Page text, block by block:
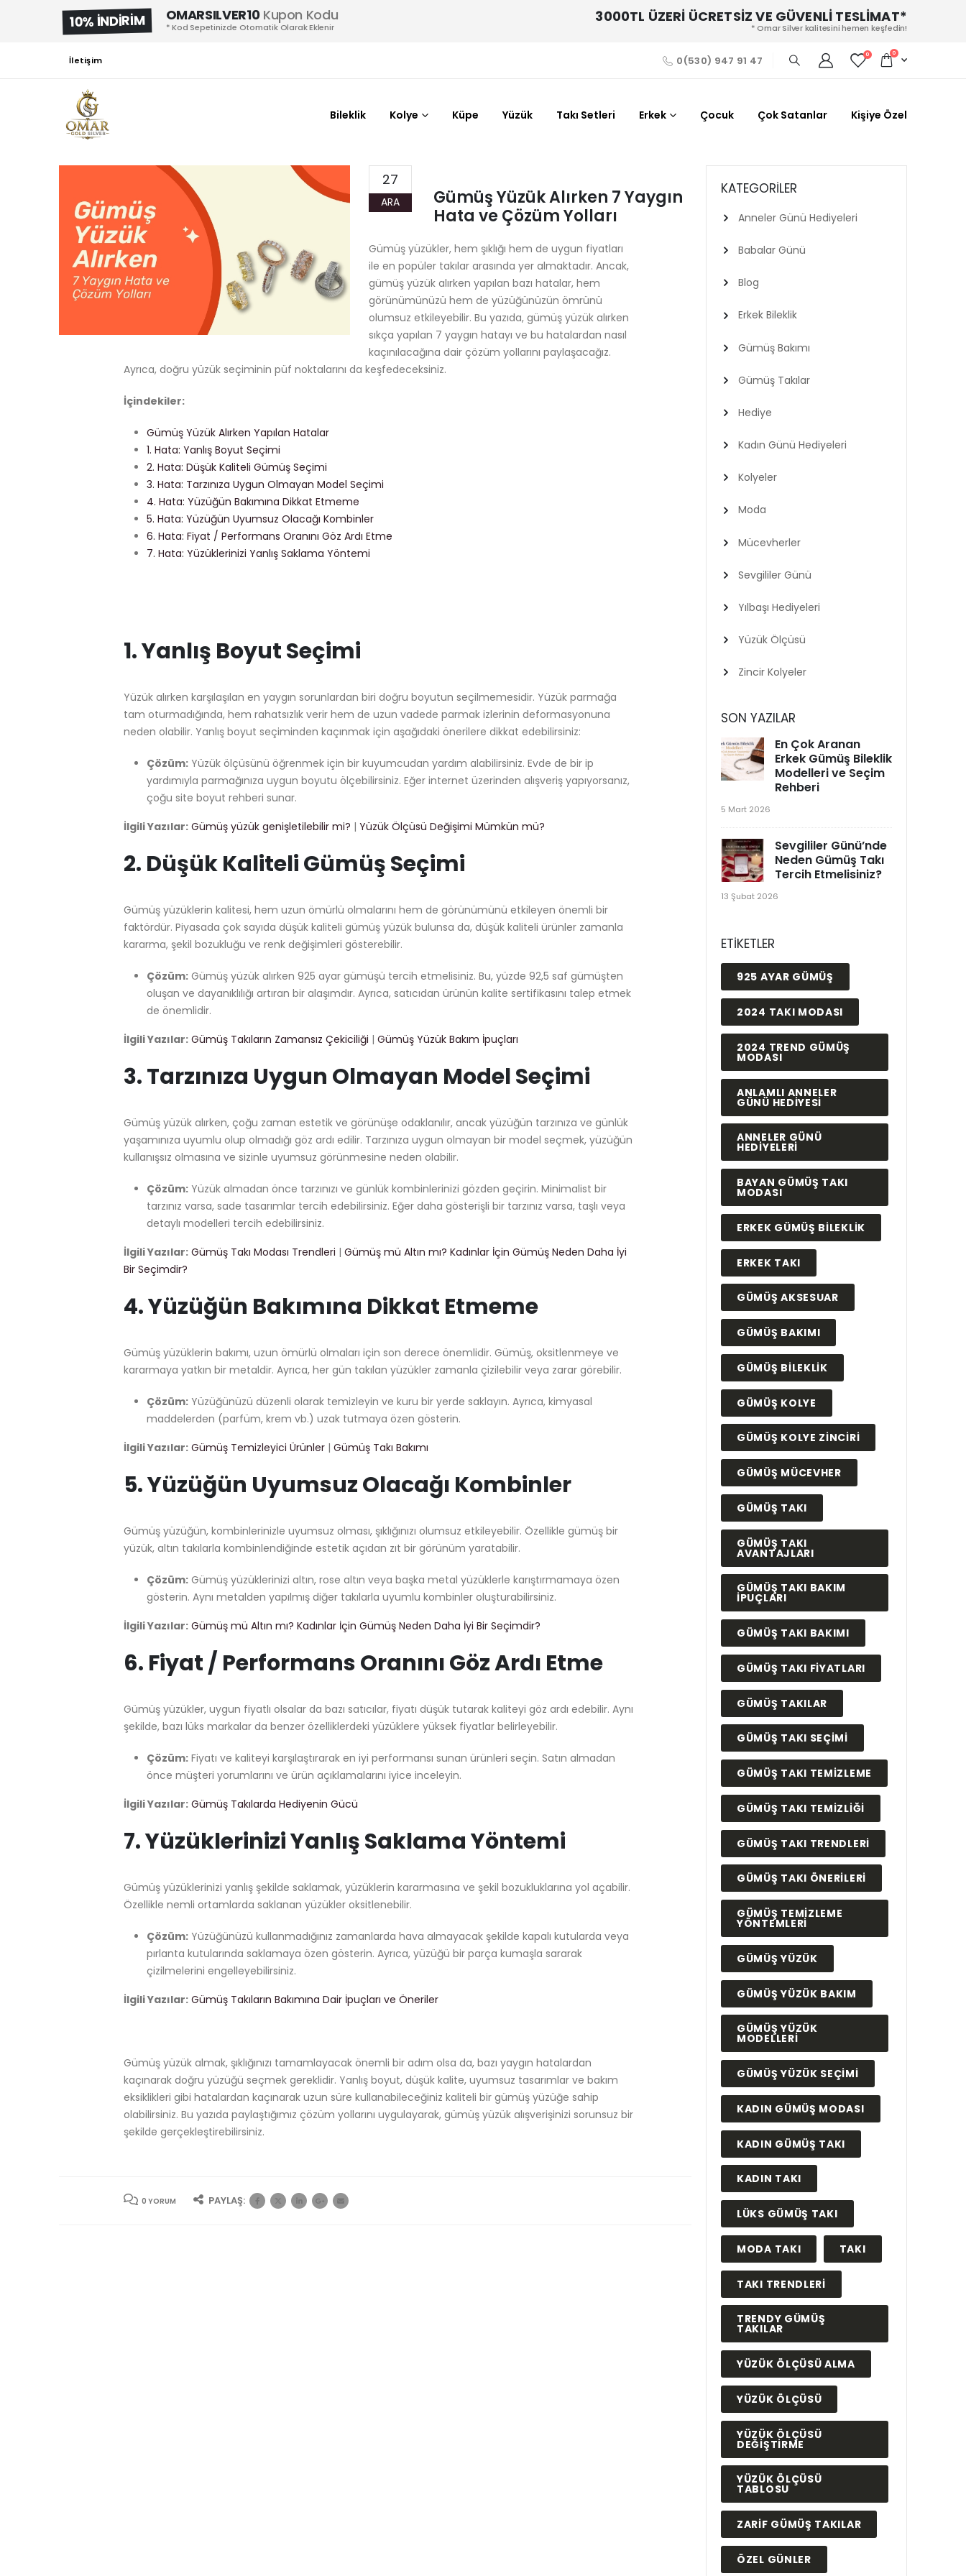
10% İNDİRİM OMARSILVER10Kupon Kodu
* Kod Sepetinizde Otomatik Olarak Eklenir
3000TL ÜZERİ ÜCRETSİZ VE GÜVENLİ TESLİMAT*
* Omar Silver kalitesini hemen keşfedin!
İletişim 0(530) 947 91 47 0 0
Bileklik Kolye Küpe Yüzük Takı Setleri Erkek Çocuk Çok Satanlar Kişiye Özel
27
ARA
Gümüş Yüzük Alırken 7 Yaygın
Hata ve Çözüm Yolları
Gümüş yüzükler, hem şıklığı hem de uygun fiyatları
ile en popüler takılar arasında yer almaktadır. Ancak,
gümüş yüzük alırken yapılan bazı hatalar, hem
görünümünüzü hem de yüzüğünüzün ömrünü
olumsuz etkileyebilir. Bu yazıda, gümüş yüzük alırken
sıkça yapılan 7 yaygın hatayı ve bu hatalardan nasıl
kaçınılacağına dair çözüm yollarını paylaşacağız.
Ayrıca, doğru yüzük seçiminin püf noktalarını da keşfedeceksiniz.
İçindekiler:
Gümüş Yüzük Alırken Yapılan Hatalar
1. Hata: Yanlış Boyut Seçimi
2. Hata: Düşük Kaliteli Gümüş Seçimi
3. Hata: Tarzınıza Uygun Olmayan Model Seçimi
4. Hata: Yüzüğün Bakımına Dikkat Etmeme
5. Hata: Yüzüğün Uyumsuz Olacağı Kombinler
6. Hata: Fiyat / Performans Oranını Göz Ardı Etme
7. Hata: Yüzüklerinizi Yanlış Saklama Yöntemi
1.Yanlış Boyut Seçimi
Yüzük alırken karşılaşılan en yaygın sorunlardan biri doğru boyutun seçilmemesidir. Yüzük parmağa
tam oturmadığında, hem rahatsızlık verir hem de uzun vadede parmak izlerinin deformasyonuna
neden olabilir. Yanlış boyut seçiminden kaçınmak için aşağıdaki önerilere dikkat edebilirsiniz:
Çözüm: Yüzük ölçüsünü öğrenmek için bir kuyumcudan yardım alabilirsiniz. Evde de bir ip
yardımıyla parmağınıza uygun boyutu ölçebilirsiniz. Eğer internet üzerinden alışveriş yapıyorsanız,
çoğu site boyut rehberi sunar.
İlgili Yazılar: Gümüş yüzük genişletilebilir mi? | Yüzük Ölçüsü Değişimi Mümkün mü?
2. Düşük Kaliteli Gümüş Seçimi
Gümüş yüzüklerin kalitesi, hem uzun ömürlü olmalarını hem de görünümünü etkileyen önemli bir
faktördür. Piyasada çok sayıda düşük kaliteli gümüş yüzük bulunsa da, düşük kaliteli ürünler zamanla
kararma, şekil bozukluğu ve renk değişimleri gösterebilir.
Çözüm: Gümüş yüzük alırken 925 ayar gümüşü tercih etmelisiniz. Bu, yüzde 92,5 saf gümüşten
oluşan ve dayanıklılığı artıran bir alaşımdır. Ayrıca, satıcıdan ürünün kalite sertifikasını talep etmek
de önemlidir.
İlgili Yazılar: Gümüş Takıların Zamansız Çekiciliği | Gümüş Yüzük Bakım İpuçları
3.Tarzınıza Uygun Olmayan Model Seçimi
Gümüş yüzük alırken, çoğu zaman estetik ve görünüşe odaklanılır, ancak yüzüğün tarzınıza ve günlük
yaşamınıza uyumlu olup olmadığı göz ardı edilir. Tarzınıza uygun olmayan bir model seçmek, yüzüğün
kullanışsız olmasına ve sizinle uyumsuz görünmesine neden olabilir.
Çözüm: Yüzük almadan önce tarzınızı ve günlük kombinlerinizi gözden geçirin. Minimalist bir
tarzınız varsa, sade tasarımlar tercih edebilirsiniz. Eğer daha gösterişli bir tarzınız varsa, taşlı veya
detaylı modelleri tercih edebilirsiniz.
İlgili Yazılar: Gümüş Takı Modası Trendleri | Gümüş mü Altın mı? Kadınlar İçin Gümüş Neden Daha İyi
Bir Seçimdir?
4.Yüzüğün Bakımına Dikkat Etmeme
Gümüş yüzüklerin bakımı, uzun ömürlü olmaları için son derece önemlidir. Gümüş, oksitlenmeye ve
kararmaya yatkın bir metaldir. Ayrıca, her gün takılan yüzükler zamanla çizilebilir veya zarar görebilir.
Çözüm: Yüzüğünüzü düzenli olarak temizleyin ve kuru bir yerde saklayın. Ayrıca, kimyasal
maddelerden (parfüm, krem vb.) uzak tutmaya özen gösterin.
İlgili Yazılar: Gümüş Temizleyici Ürünler | Gümüş Takı Bakımı
5.Yüzüğün Uyumsuz Olacağı Kombinler
Gümüş yüzüğün, kombinlerinizle uyumsuz olması, şıklığınızı olumsuz etkileyebilir. Özellikle gümüş bir
yüzük, altın takılarla kombinlendiğinde estetik açıdan zıt bir görünüm yaratabilir.
Çözüm: Gümüş yüzüklerinizi altın, rose altın veya başka metal yüzüklerle karıştırmamaya özen
gösterin. Aynı metalden yapılmış diğer takılarla uyumlu kombinler oluşturabilirsiniz.
İlgili Yazılar: Gümüş mü Altın mı? Kadınlar İçin Gümüş Neden Daha İyi Bir Seçimdir?
6. Fiyat / Performans Oranını Göz Ardı Etme
Gümüş yüzükler, uygun fiyatlı olsalar da bazı satıcılar, fiyatı düşük tutarak kaliteyi göz ardı edebilir. Aynı
şekilde, bazı lüks markalar da benzer özelliklerdeki yüzüklere yüksek fiyatlar belirleyebilir.
Çözüm: Fiyatı ve kaliteyi karşılaştırarak en iyi performansı sunan ürünleri seçin. Satın almadan
önce müşteri yorumlarını ve ürün açıklamalarını iyice inceleyin.
İlgili Yazılar: Gümüş Takılarda Hediyenin Gücü
7.Yüzüklerinizi Yanlış Saklama Yöntemi
Gümüş yüzüklerinizi yanlış şekilde saklamak, yüzüklerin kararmasına ve şekil bozukluklarına yol açabilir.
Özellikle nemli ortamlarda saklanan yüzükler oksitlenebilir.
Çözüm: Yüzüğünüzü kullanmadığınız zamanlarda hava almayacak şekilde kapalı kutularda veya
pırlanta kutularında saklamaya özen gösterin. Ayrıca, yüzüğü bir parça kumaşla sararak
çizilmelerini engelleyebilirsiniz.
İlgili Yazılar: Gümüş Takıların Bakımına Dair İpuçları ve Öneriler
Gümüş yüzük almak, şıklığınızı tamamlayacak önemli bir adım olsa da, bazı yaygın hatalardan
kaçınarak doğru yüzüğü seçmek gereklidir. Yanlış boyut, düşük kalite, uyumsuz tasarımlar ve bakım
eksiklikleri gibi hatalardan kaçınarak uzun süre kullanabileceğiniz kaliteli bir gümüş yüzüğe sahip
olabilirsiniz. Bu yazıda paylaştığımız çözüm yollarını uygulayarak, gümüş yüzük alışverişinizi sorunsuz bir
şekilde gerçekleştirebilirsiniz.
0 YORUM PAYLAŞ:
KATEGORILER
Anneler Günü Hediyeleri
Babalar Günü
Blog
Erkek Bileklik
Gümüş Bakımı
Gümüş Takılar
Hediye
Kadın Günü Hediyeleri
Kolyeler
Moda
Mücevherler
Sevgililer Günü
Yılbaşı Hediyeleri
Yüzük Ölçüsü
Zincir Kolyeler
SON YAZILAR
En Çok Aranan
Erkek Gümüş Bileklik
Modelleri ve Seçim
Rehberi
5 Mart 2026
Sevgililer Günü’nde
Neden Gümüş Takı
Tercih Etmelisiniz?
13 Şubat 2026
ETIKETLER
925 AYAR GÜMÜŞ
2024 TAKI MODASI
2024 TREND GÜMÜŞ
MODASI
ANLAMLI ANNELER
GÜNÜ HEDIYESI
ANNELER GÜNÜ
HEDIYELERI
BAYAN GÜMÜŞ TAKI
MODASI
ERKEK GÜMÜŞ BILEKLIK
ERKEK TAKI
GÜMÜŞ AKSESUAR
GÜMÜŞ BAKIMI
GÜMÜŞ BILEKLIK
GÜMÜŞ KOLYE
GÜMÜŞ KOLYE ZINCIRI
GÜMÜŞ MÜCEVHER
GÜMÜŞ TAKI
GÜMÜŞ TAKI
AVANTAJLARI
GÜMÜŞ TAKI BAKIM
IPUÇLARI
GÜMÜŞ TAKI BAKIMI
GÜMÜŞ TAKI FIYATLARI
GÜMÜŞ TAKILAR
GÜMÜŞ TAKI SEÇIMI
GÜMÜŞ TAKI TEMIZLEME
GÜMÜŞ TAKI TEMIZLIĞI
GÜMÜŞ TAKI TRENDLERI
GÜMÜŞ TAKI ÖNERILERI
GÜMÜŞ TEMIZLEME
YÖNTEMLERI
GÜMÜŞ YÜZÜK
GÜMÜŞ YÜZÜK BAKIM
GÜMÜŞ YÜZÜK
MODELLERI
GÜMÜŞ YÜZÜK SEÇIMI
KADIN GÜMÜŞ MODASI
KADIN GÜMÜŞ TAKI
KADIN TAKI
LÜKS GÜMÜŞ TAKI
MODA TAKI TAKI
TAKI TRENDLERI
TRENDY GÜMÜŞ
TAKILAR
YÜZÜK ÖLÇÜSÜ ALMA
YÜZÜK ÖLÇÜSÜ
YÜZÜK ÖLÇÜSÜ
DEĞIŞTIRME
YÜZÜK ÖLÇÜSÜ
TABLOSU
ZARIF GÜMÜŞ TAKILAR
ÖZEL GÜNLER